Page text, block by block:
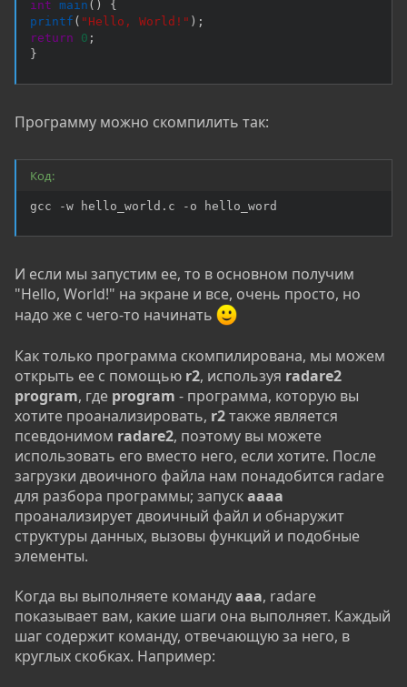
int main ( )
{
printf ( "Hello, World!" ) ;
return
0 ;
}
Программу можно скомпилить так:
Код:
gcc -w hello_world.c -o hello_word
И если мы запустим ее, то в основном получим
"Hello, World!" на экране и все, очень просто, но
надо же с чего-то начинать
Как только программа скомпилирована, мы можем
открыть ее с помощью r2, используя radare2
program, где program - программа, которую вы
хотите проанализировать, r2также является
псевдонимом radare2, поэтому вы можете
использовать его вместо него, если хотите. После
загрузки двоичного файла нам понадобится radare
для разбора программы; запускaaaa
проанализирует двоичный файл и обнаружит
структуры данных, вызовы функций и подобные
элементы.
Когда вы выполняете командуaaa, radare
показывает вам, какие шаги она выполняет. Каждый
шаг содержит команду, отвечающую за него, в
круглых скобках. Например: